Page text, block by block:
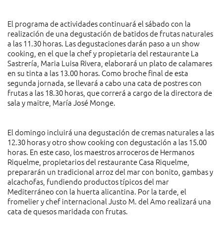
El programa de actividades continuará el sábado con la
realización de una degustación de batidos de frutas naturales
a las 11.30 horas. Las degustaciones darán paso a un show
cooking, en el que la chef y propietaria del restaurante La
Sastrería, Maria Luisa Rivera, elaborará un plato de calamares
en su tinta a las 13.00 horas. Como broche final de esta
segunda jornada, se llevará a cabo una cata de postres con
frutas a las 18.30 horas, que correrá a cargo de la directora de
sala y maitre, María José Monge.
El domingo incluirá una degustación de cremas naturales a las
12.30 horas y otro show cooking con degustación a las 15.00
horas. En este caso, los maestros arroceros de Hermanos
Riquelme, propietarios del restaurante Casa Riquelme,
prepararán un tradicional arroz del mar con bonito, gambas y
alcachofas, fundiendo productos típicos del mar
Mediterráneo con la huerta alicantina. Por la tarde, el
fromelier y chef internacional Justo M. del Amo realizará una
cata de quesos maridada con frutas.